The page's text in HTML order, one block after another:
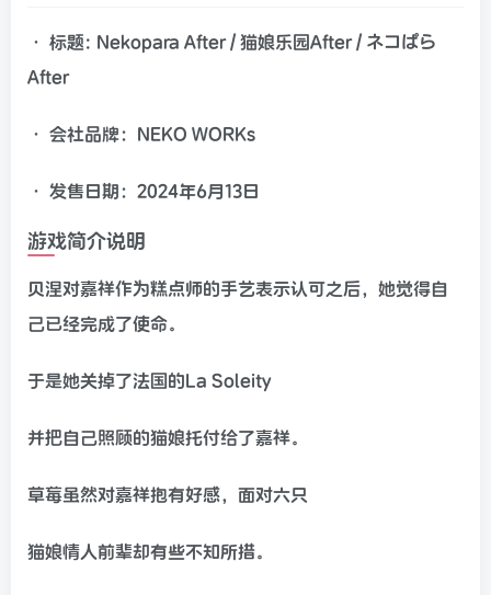
• 标题: Nekopara After / 猫娘乐园After / ネコぱら
After
• 会社品牌：NEKO WORKs
• 发售日期：2024年6月13日
游戏简介说明
贝涅对嘉祥作为糕点师的手艺表示认可之后，她觉得自
己已经完成了使命。
于是她关掉了法国的La Soleity
并把自己照顾的猫娘托付给了嘉祥。
草莓虽然对嘉祥抱有好感，面对六只
猫娘情人前辈却有些不知所措。